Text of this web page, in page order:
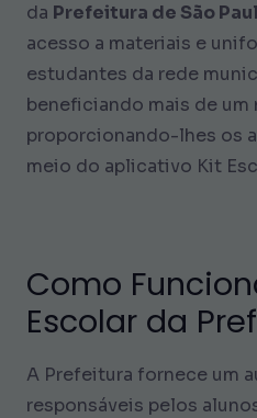
da Prefeitura de São
acesso a materiais e
estudantes da rede
beneficiando mais de
proporcionando-lhes os
meio do aplicativo Kit
Como
Escolar da
A Prefeitura fornece um
responsáveis pelos